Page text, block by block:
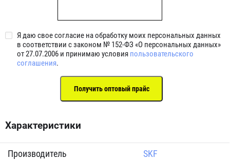
Я даю свое согласие на обработку моих персональных данных
в соответствии с законом № 152-ФЗ «О персональных данных»
от 27.07.2006 и принимаю условия пользовательского
соглашения.
Характеристики
Производитель
SKF